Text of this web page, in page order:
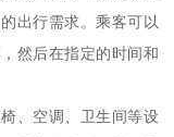
出行需求。乘客可以
然后在指定的时间和
、空调、卫生间等设